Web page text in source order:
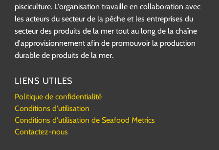
pisciculture. L'organisation travaille en collaboration avec
les acteurs du secteur de la pêche et les entreprises du
secteur des produits de la mer tout au long de la chaîne
d'approvisionnement afin de promouvoir la production
durable de produits de la mer.
LIENS UTILES
Politique de confidentialité
Conditions d'utilisation
Conditions d'utilisation de Seafood Metrics
Contactez-nous